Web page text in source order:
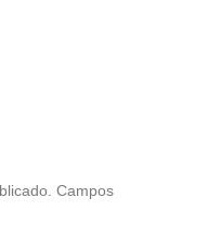
Campos